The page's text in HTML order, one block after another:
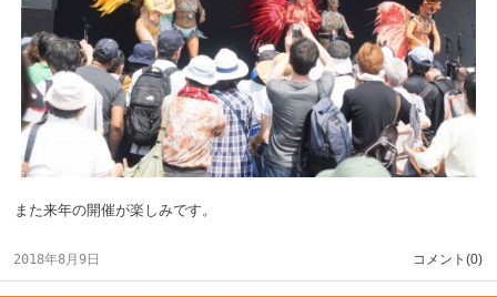
また来年の開催が楽しみです。
2018年8月9日 コメント(0)